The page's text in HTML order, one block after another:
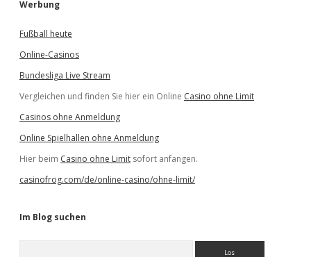
Werbung
Fußball heute
Online-Casinos
Bundesliga Live Stream
Vergleichen und finden Sie hier ein Online Casino ohne Limit
Casinos ohne Anmeldung
Online Spielhallen ohne Anmeldung
Hier beim Casino ohne Limit sofort anfangen.
casinofrog.com/de/online-casino/ohne-limit/
Im Blog suchen